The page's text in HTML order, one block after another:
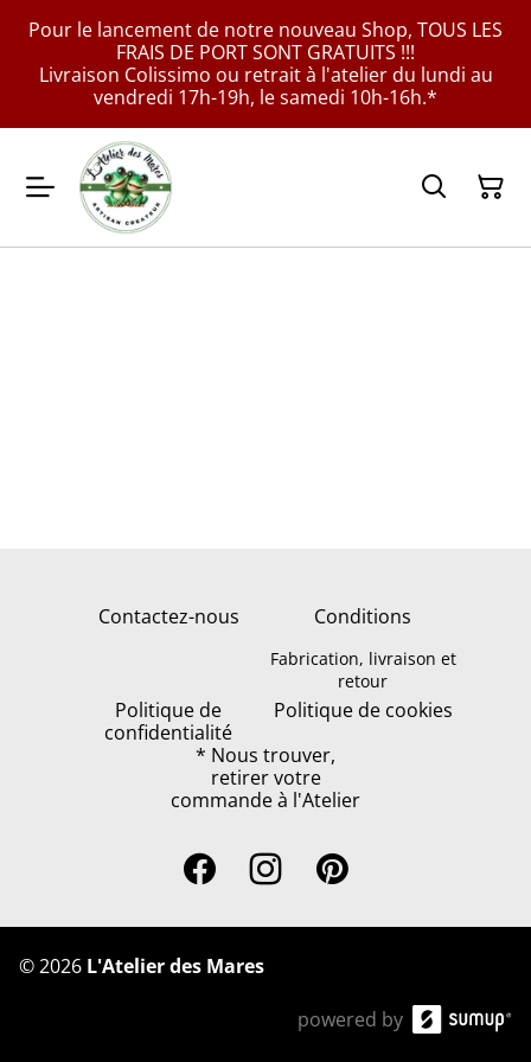
Pour le lancement de notre nouveau Shop, TOUS LES
FRAIS DE PORT SONT GRATUITS !!!
Livraison Colissimo ou retrait à l'atelier du lundi au
vendredi 17h-19h, le samedi 10h-16h.*
Contactez-nous Conditions
Fabrication, livraison et
retour
Politique de
confidentialité
Politique de cookies
* Nous trouver,
retirer votre
commande à l'Atelier
©2026 L'Atelier des Mares
powered by